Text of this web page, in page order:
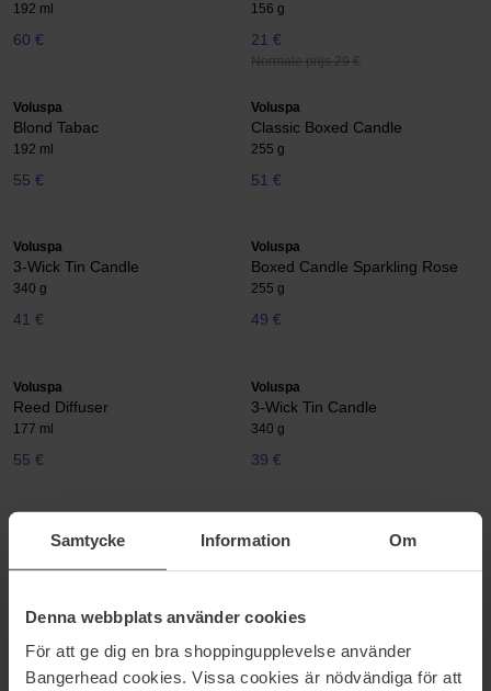
Samtycke Information Om
Denna webbplats använder cookies
För att ge dig en bra shoppingupplevelse använder
Bangerhead cookies. Vissa cookies är nödvändiga för att
192 ml
60 €
156 g
21 €
Normale prijs 29 €
Voluspa
Blond Tabac
192 ml
55 €
Voluspa
Classic Boxed Candle
255 g
51 €
Voluspa
3-Wick Tin Candle
340 g
41 €
Voluspa
Boxed Candle Sparkling Rose
255 g
49 €
Voluspa
Reed Diffuser
177 ml
55 €
Voluspa
3-Wick Tin Candle
340 g
39 €
Sparkling Rose
127 g
Boxed Luxe Jar Candle
910 g
Small Jar Candle
Boxed Candle Makassar Ebony